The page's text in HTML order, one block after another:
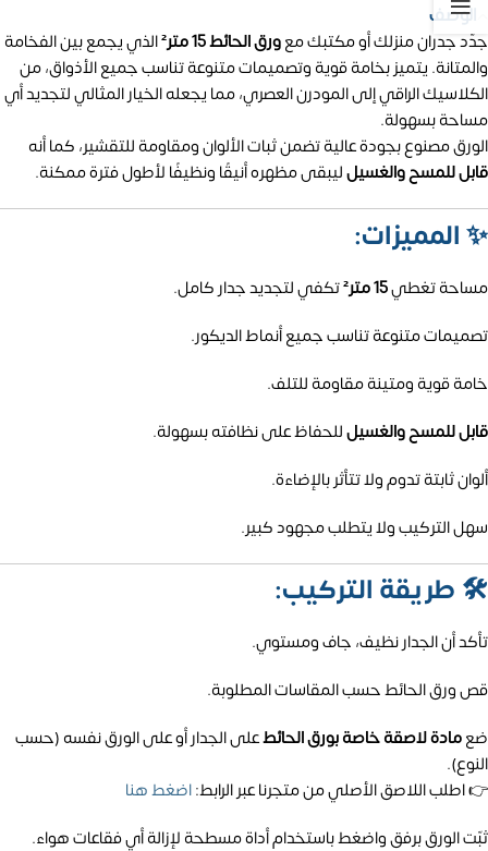
الوصف
جدّد جدران منزلك أو مكتبك معورق الحائط 15 متر²
الذي يجمع بين الفخامة
والمتانة. يتميز بخامة قوية وتصميمات متنوعة تناسب جميع الأذواق، من
الكلاسيك الراقي إلى المودرن العصري، مما يجعله الخيار المثالي لتجديد أي
مساحة بسهولة.
الورق مصنوع بجودة عالية تضمن ثبات الألوان ومقاومة للتقشير، كما أنه
قابل للمسح والغسيلليبقى مظهره أنيقًا ونظيفًا لأطول فترة ممكنة.
✨المميزات:
مساحة تغطي15 متر²
تكفي لتجديد جدار كامل.
تصميمات متنوعة تناسب جميع أنماط الديكور.
خامة قوية ومتينة مقاومة للتلف.
قابل للمسح والغسيلللحفاظ على نظافته بسهولة.
ألوان ثابتة تدوم ولا تتأثر بالإضاءة.
سهل التركيب ولا يتطلب مجهود كبير.
🛠️ طريقة التركيب:
تأكد أن الجدار نظيف، جاف ومستوي.
قص ورق الحائط حسب المقاسات المطلوبة.
ضعمادة لاصقة خاصة بورق الحائطعلى الجدار أو على الورق نفسه (حسب
النوع).
👉 اطلب اللاصق الأصلي من متجرنا عبر الرابط:اضغط هنا
ثبّت الورق برفق واضغط باستخدام أداة مسطحة لإزالة أي فقاعات هواء.